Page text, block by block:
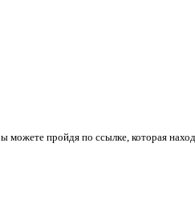
пройдя по ссылке, которая